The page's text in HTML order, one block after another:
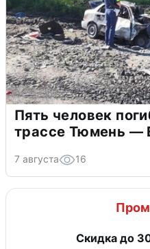
Пять человек
трассе Тюмень —
7 августа 16
Скидка до